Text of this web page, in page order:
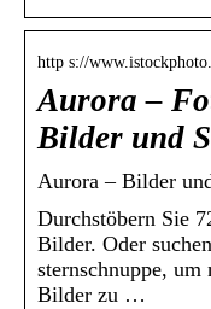
http s://
Aurora –
Bilder und
Aurora – Bilder
Durchstöbern Sie
Bilder. Oder
sternschnuppe,
Bilder zu …